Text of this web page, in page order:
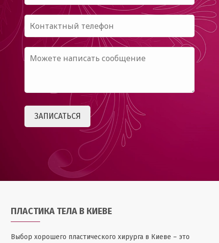
ПЛАСТИКА ТЕЛА В КИЕВЕ
Выбор хорошего пластического хирурга в Киеве – это